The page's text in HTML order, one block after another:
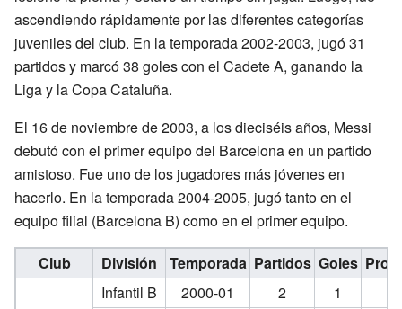
ascendiendo rápidamente por las diferentes categorías
juveniles del club. En la temporada 2002-2003, jugó 31
partidos y marcó 38 goles con el Cadete A, ganando la
Liga y la Copa Cataluña.
El 16 de noviembre de 2003, a los dieciséis años, Messi
debutó con el primer equipo del Barcelona en un partido
amistoso. Fue uno de los jugadores más jóvenes en
hacerlo. En la temporada 2004-2005, jugó tanto en el
equipo filial (Barcelona B) como en el primer equipo.
Club División Temporada Partidos Goles
Infantil B 2000-01 2 1